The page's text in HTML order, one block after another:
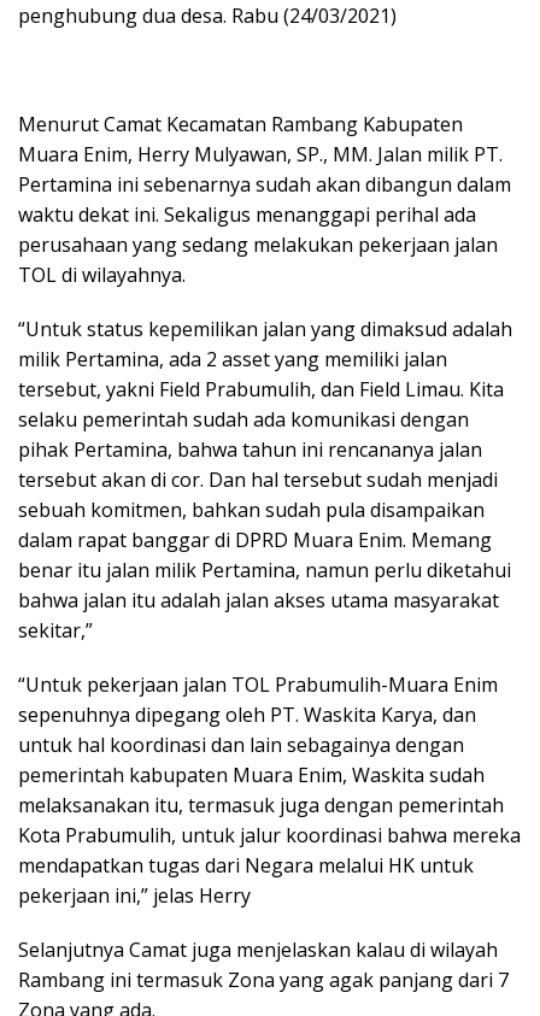
penghubung dua desa. Rabu (24/03/2021)
Menurut Camat Kecamatan Rambang Kabupaten
Muara Enim, Herry Mulyawan, SP., MM. Jalan milik PT.
Pertamina ini sebenarnya sudah akan dibangun dalam
waktu dekat ini. Sekaligus menanggapi perihal ada
perusahaan yang sedang melakukan pekerjaan jalan
TOL di wilayahnya.
“Untuk status kepemilikan jalan yang dimaksud adalah
milik Pertamina, ada 2 asset yang memiliki jalan
tersebut, yakni Field Prabumulih, dan Field Limau. Kita
selaku pemerintah sudah ada komunikasi dengan
pihak Pertamina, bahwa tahun ini rencananya jalan
tersebut akan di cor. Dan hal tersebut sudah menjadi
sebuah komitmen, bahkan sudah pula disampaikan
dalam rapat banggar di DPRD Muara Enim. Memang
benar itu jalan milik Pertamina, namun perlu diketahui
bahwa jalan itu adalah jalan akses utama masyarakat
sekitar,”
“Untuk pekerjaan jalan TOL Prabumulih-Muara Enim
sepenuhnya dipegang oleh PT. Waskita Karya, dan
untuk hal koordinasi dan lain sebagainya dengan
pemerintah kabupaten Muara Enim, Waskita sudah
melaksanakan itu, termasuk juga dengan pemerintah
Kota Prabumulih, untuk jalur koordinasi bahwa mereka
mendapatkan tugas dari Negara melalui HK untuk
pekerjaan ini,” jelas Herry
Selanjutnya Camat juga menjelaskan kalau di wilayah
Rambang ini termasuk Zona yang agak panjang dari 7
Zona yang ada.